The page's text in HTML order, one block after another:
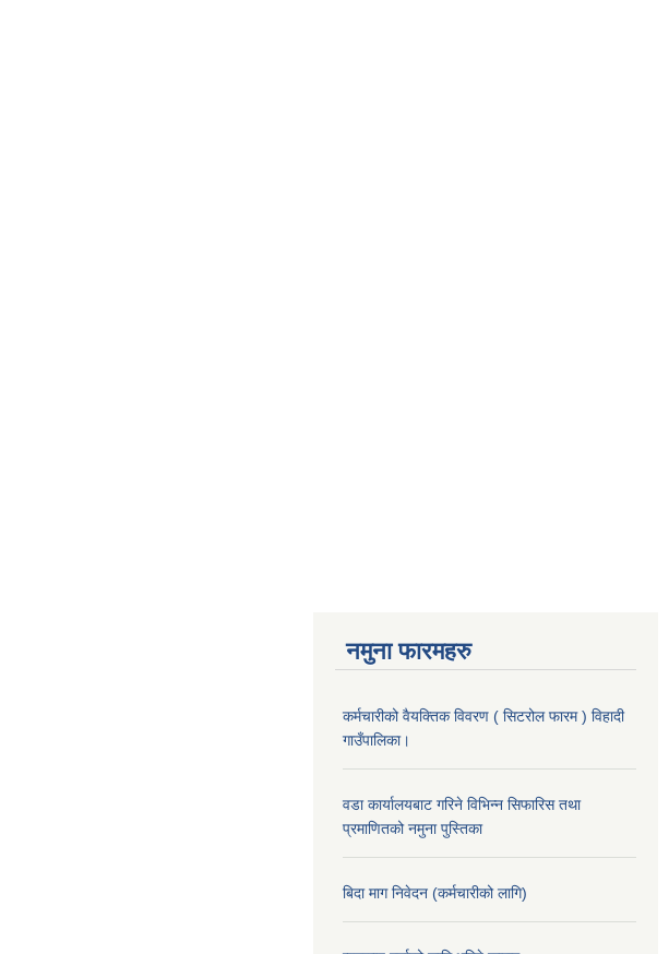
नमुना फारमहरु
कर्मचारीको वैयक्तिक विवरण ( सिटरोल फारम ) विहादी
गाउँपालिका।
वडा कार्यालयबाट गरिने विभिन्न सिफारिस तथा
प्रमाणितको नमुना पुस्तिका
बिदा माग निवेदन (कर्मचारीको लागि)